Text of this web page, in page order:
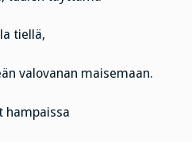
tiellä,
valovanan maisemaan.
hampaissa